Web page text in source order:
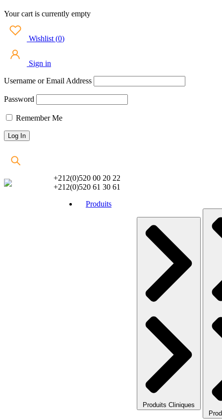
Your cart is currently empty
Wishlist (0)
Sign in
Username or Email Address
Password
Remember Me
+212(0)520 00 20 22
+212(0)520 61 30 61
Produits
Produits Cliniques